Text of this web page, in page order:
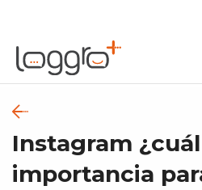
Instagram
importancia